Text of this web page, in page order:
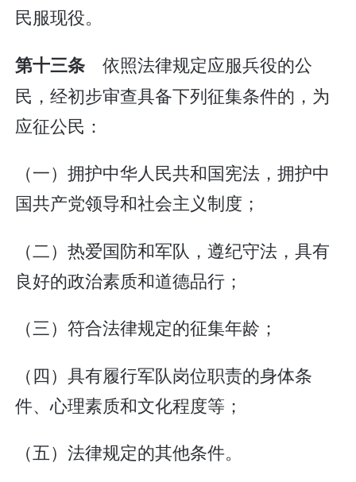
民服现役。
第十三条 依照法律规定应服兵役的公
民，经初步审查具备下列征集条件的，为
应征公民：
（一）拥护中华人民共和国宪法，拥护中
国共产党领导和社会主义制度；
（二）热爱国防和军队，遵纪守法，具有
良好的政治素质和道德品行；
（三）符合法律规定的征集年龄；
（四）具有履行军队岗位职责的身体条
件、心理素质和文化程度等；
（五）法律规定的其他条件。